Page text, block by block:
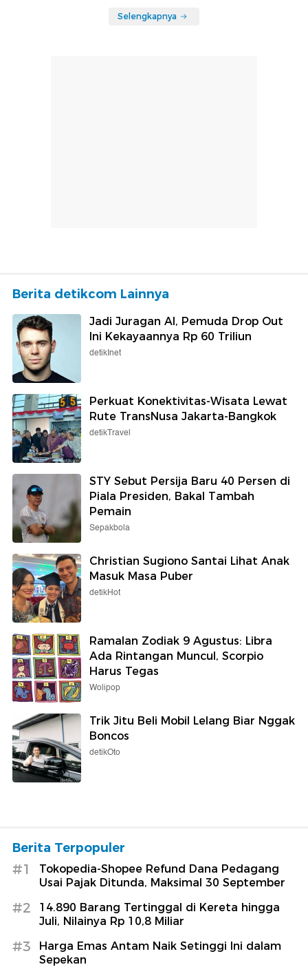
Selengkapnya
Berita detikcom Lainnya
Jadi Juragan AI, Pemuda Drop Out
Ini Kekayaannya Rp 60 Triliun
detikInet
Perkuat Konektivitas-Wisata Lewat
Rute TransNusa Jakarta-Bangkok
detikTravel
STY Sebut Persija Baru 40 Persen di
Piala Presiden, Bakal Tambah
Pemain
Sepakbola
Christian Sugiono Santai Lihat Anak
Masuk Masa Puber
detikHot
Ramalan Zodiak 9 Agustus: Libra
Ada Rintangan Muncul, Scorpio
Harus Tegas
Wolipop
Trik Jitu Beli Mobil Lelang Biar Nggak
Boncos
detikOto
Berita Terpopuler
#1
Tokopedia-Shopee Refund Dana Pedagang
Usai Pajak Ditunda, Maksimal 30 September
#2
14.890 Barang Tertinggal di Kereta hingga
Juli, Nilainya Rp 10,8 Miliar
#3
Harga Emas Antam Naik Setinggi Ini dalam
Sepekan